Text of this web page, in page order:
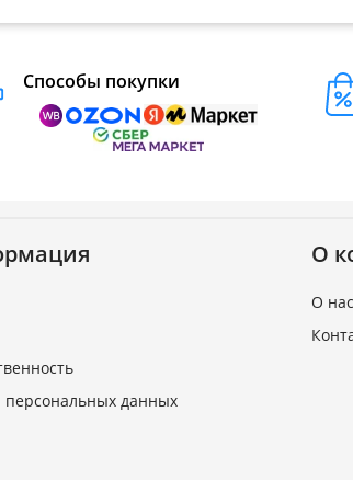
Способы покупки
данных
О
О нас